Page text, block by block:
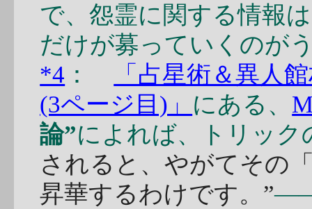
で、怨霊に関する情報
だけが募っていくのが
*4 ：
「占星術＆異人
(3ページ目)」 にある、
論”によれば、トリック
されると、やがてその
昇華するわけです。”――